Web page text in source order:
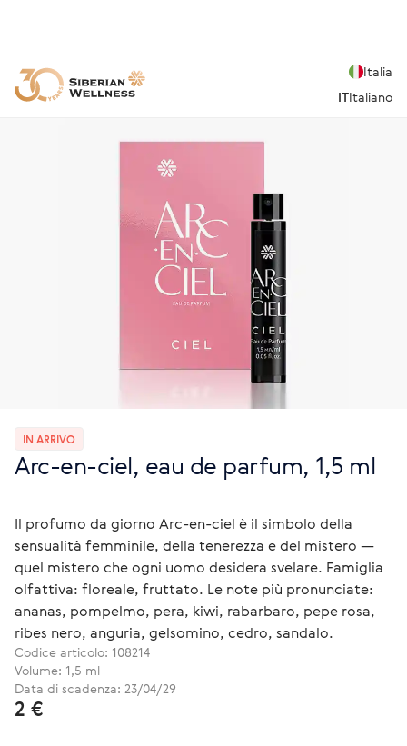
Italia
ITItaliano
IN ARRIVO
Arc-en-ciel, eau de parfum, 1,5 ml
Il profumo da giorno Arc-en-ciel è il simbolo della
sensualità femminile, della tenerezza e del mistero —
quel mistero che ogni uomo desidera svelare. Famiglia
olfattiva: floreale, fruttato. Le note più pronunciate:
ananas, pompelmo, pera, kiwi, rabarbaro, pepe rosa,
ribes nero, anguria, gelsomino, cedro, sandalo.
Codice articolo: 108214
Volume: 1,5 ml
Data di scadenza: 23/04/29
2 €